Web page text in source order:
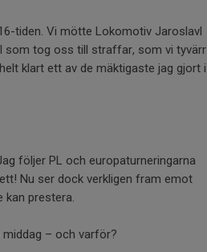
tiden. Vi mötte Lokomotiv Jaroslavl
som tog oss till straffar, som vi tyvärr
klart ett av de mäktigaste jag gjort i
följer PL och europaturneringarna
Nu ser dock verkligen fram emot
kan prestera.
middag – och varför?